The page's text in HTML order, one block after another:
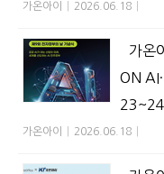
가온아이 2026.06.18
가온
ON
가온아이 2026.06.18